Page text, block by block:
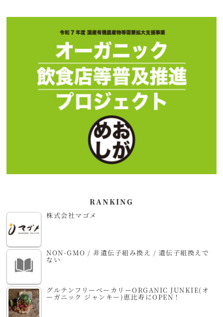
RANKING
株式会社マゴメ
NON-GMO / 非遺伝子組み換え / 遺伝子組換えで
ない
グルテンフリーベーカリーORGANIC JUNKIE(オ
ーガニック ジャンキー)恵比寿にOPEN！